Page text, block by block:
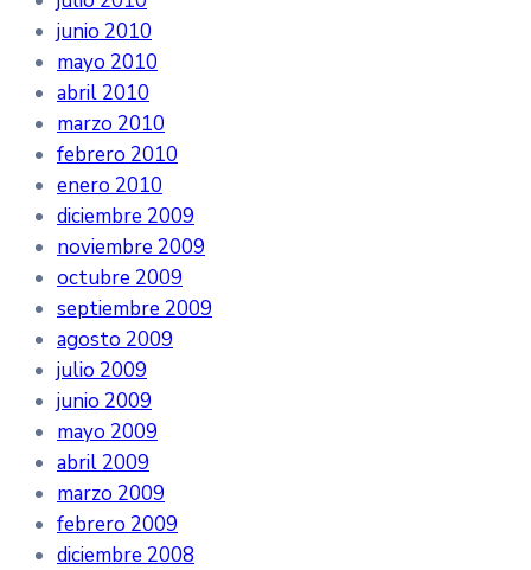
junio 2010
mayo 2010
abril 2010
marzo 2010
febrero 2010
enero 2010
diciembre 2009
noviembre 2009
octubre 2009
septiembre 2009
agosto 2009
julio 2009
junio 2009
mayo 2009
abril 2009
marzo 2009
febrero 2009
diciembre 2008